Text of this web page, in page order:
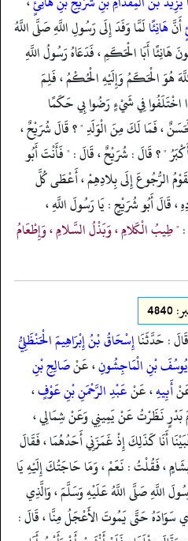
أَنَّهَانِئًالَمَّا وَفَدَ إِلَى رَسُولِ اللَّهِ صَلَّى اللَّهُ
أَبَا الْحَكَمِ ، فَدَعَاهُ رَسُولُ اللَّهِ
هُوَ الْحَكَمُ وَإِلَيْهِ الْحُكْمُ ، فَلِمَ
فِي شَيْءٍ رَضُوا بِي حَكَمًا
، فَمَا لَكَ مِنَ الْوَلَدِ " ؟ قَالَ شُرَيْحٌ ،
" ؟ قَالَ : شُرَيْحٌ ، قَالَ : " فَأَنْتَ أَبُو
الرُّجُوعَ إِلَى بِلادِهِمْ ، أَعْطَى كُلَّ
أَبُو شُرَيْحٍ : يَا رَسُولَ اللَّهِ ،
:" طِيبُ الْكَلامِ ، وَبَذْلُ السَّلامِ ، وَإِطْعَامُ
: حَدَّثَنَاإِسْحَاقُ بْنُ إِبْرَاهِيمَ الْحَنْظَلِيُّ
يُوسُفَ بْنِ الْمَاجِشُونِ، عَنْصَالِحِ بْنِ
أَبِيهِ، عَنْعَبْدِ الرَّحْمَنِ بْنِ عَوْفٍ،
بَدْرٍ نَظَرْتُ عَنْ يَمِينِي وَعَنْ شِمَالِي ،
أَنَا كَذَلِكَ إِذْ غَمَزَنِي أَحَدُهُمَا ، فَقَالَ
، فَقُلْتُ : نَعَمْ ، وَمَا حَاجَتُكَ إِلَيْهِ يَا
اللَّهِ صَلَّى اللَّهُ عَلَيْهِ وَسَلَّمَ ، وَالَّذِي
سَوَادَهُ حَتَّى يَمُوتَ الأَعْجَلُ مِنَّا ، قَالَ :